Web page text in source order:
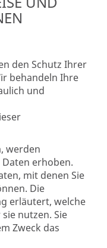
den Schutz Ihrer
behandeln Ihre
und
werden
erhoben.
mit denen Sie
Die
erläutert, welche
nutzen. Sie
Zweck das